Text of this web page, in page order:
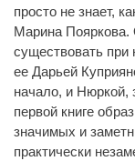
просто не знает,
Марина Пояркова.
существовать при
ее Дарьей
начало, и Нюркой,
первой книге
значимых и
практически